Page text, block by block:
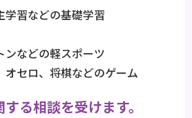
学習などの基礎学習
ンなどの軽スポーツ
オセロ、将棋などのゲーム
る相談を受けます。